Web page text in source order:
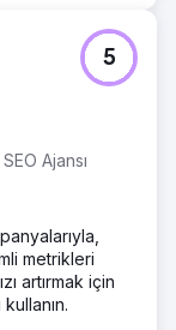
Ajansı
5
metrikleri
artırmak için